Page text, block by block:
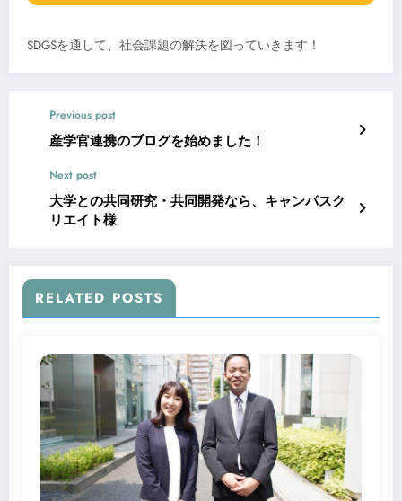
SDGSを通して、社会課題の解決を図っていきます！
Previous post
産学官連携のブログを始めました！
Next post
大学との共同研究・共同開発なら、キャンパスク
リエイト様
RELATED POSTS